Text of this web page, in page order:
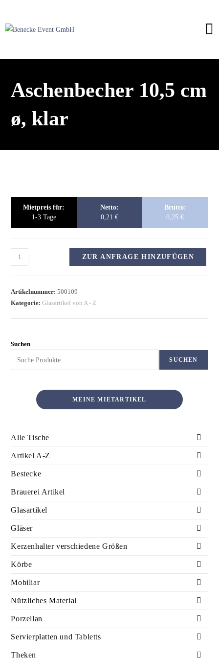
Aschenbecher 10,5 cm
ø, klar
Mietpreis für:
1-3 Tage
Netto:
0,21 €
Brutto:
0,25€
ZUR ANFRAGE HINZUFÜGEN
Artikelnummer:500109
Kategorie:Glasartikel von A - Z
Suchen
SUCHEN
MEINE MIETARTIKEL
Alle Tische
Artikel A-Z
Bestecke
Brauerei Artikel
Glasartikel
Gläser
Kerzenhalter verschiedene Größen
Körbe
Mobiliar
Nützliches Material
Porzellan
Servierplatten und Tabletts
Theken